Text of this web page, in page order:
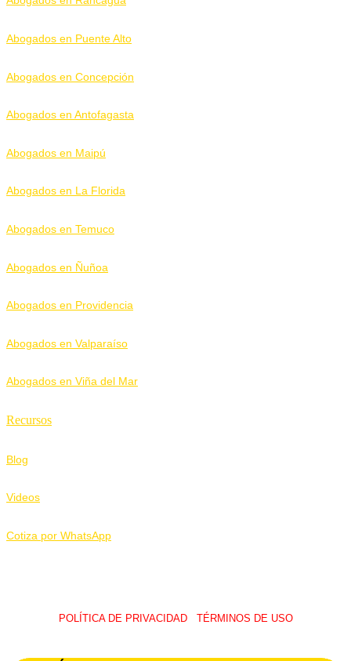
Abogados en Puente Alto
Abogados en Concepción
Abogados en Antofagasta
Abogados en Maipú
Abogados en La Florida
Abogados en Temuco
Abogados en Ñuñoa
Abogados en Providencia
Abogados en Valparaíso
Abogados en Viña del Mar
Recursos
Blog
Videos
Cotiza por WhatsApp
POLÍTICA DE PRIVACIDAD
TÉRMINOS DE USO